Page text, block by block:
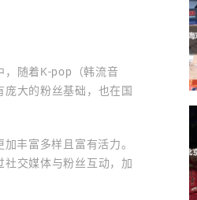
，随着K-pop（韩流音
大的粉丝基础，也在国
丰富多样且富有活力。
交媒体与粉丝互动，加